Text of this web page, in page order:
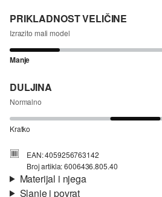
PRIKLADNOST VELIČINE
Izrazito mali model
Manje
DULJINA
Normalno
Kratko
EAN: 4059256763142
Broj artikla: 6006436.805.40
Materijal i njega
Slanje i povrat